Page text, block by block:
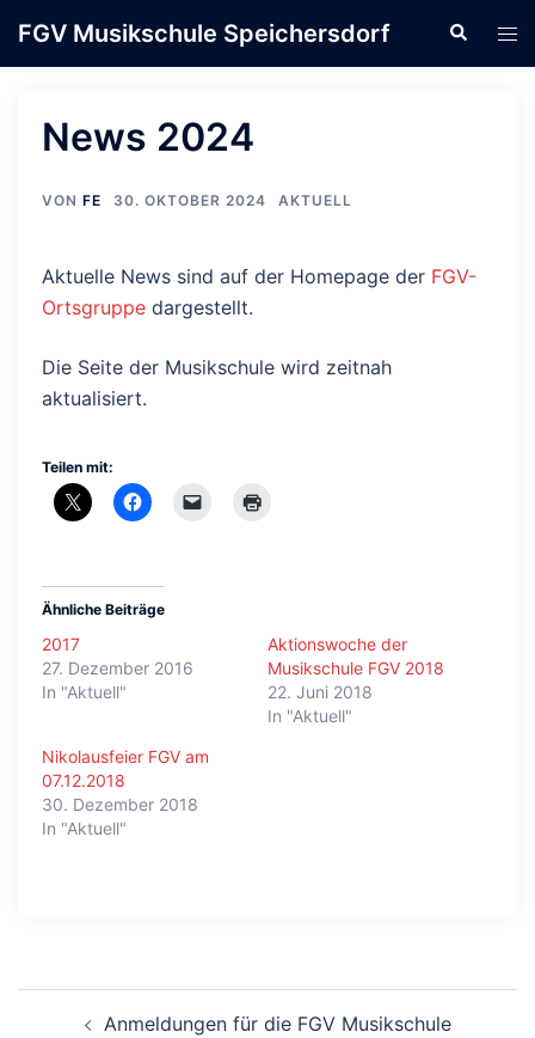
Inhalt
FGV Musikschule Speichersdorf Suche
News 2024
VON FE 30. OKTOBER 2024 AKTUELL
Aktuelle News sind auf der Homepage der FGV-
Ortsgruppe dargestellt.
Die Seite der Musikschule wird zeitnah
aktualisiert.
Teilen mit:
Ähnliche Beiträge
2017
27. Dezember 2016
In "Aktuell"
Aktionswoche der
Musikschule FGV 2018
22. Juni 2018
In "Aktuell"
Nikolausfeier FGV am
07.12.2018
30. Dezember 2018
In "Aktuell"
Anmeldungen für die FGV Musikschule